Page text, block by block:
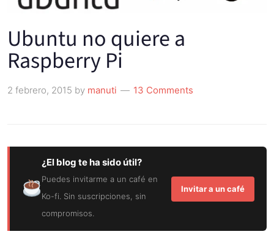
Ubuntu no quiere a
Raspberry Pi
2 febrero, 2015 by manuti 13 Comments
¿El blog te ha sido útil?
Puedes invitarme a un café en
Ko-fi. Sin suscripciones, sin
compromisos.
Invitar a un café